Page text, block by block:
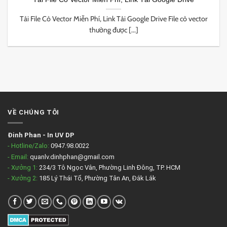
Tải File Cỏ Vector Miễn Phí, Link Tải Google Drive File cỏ vector
thường được [...]
VỀ CHÚNG TÔI
Đinh Phan - In UV DP
- Hotline/Zalo: 0947.98.0022
- Email: quanlv.dinhphan@gmail.com
- Xưởng 1: 234/3 Tô Ngọc Vân, Phường Linh Đông, TP. HCM
- Xưởng 2: 185 Lý Thái Tổ, Phường Tân An, Đắk Lắk